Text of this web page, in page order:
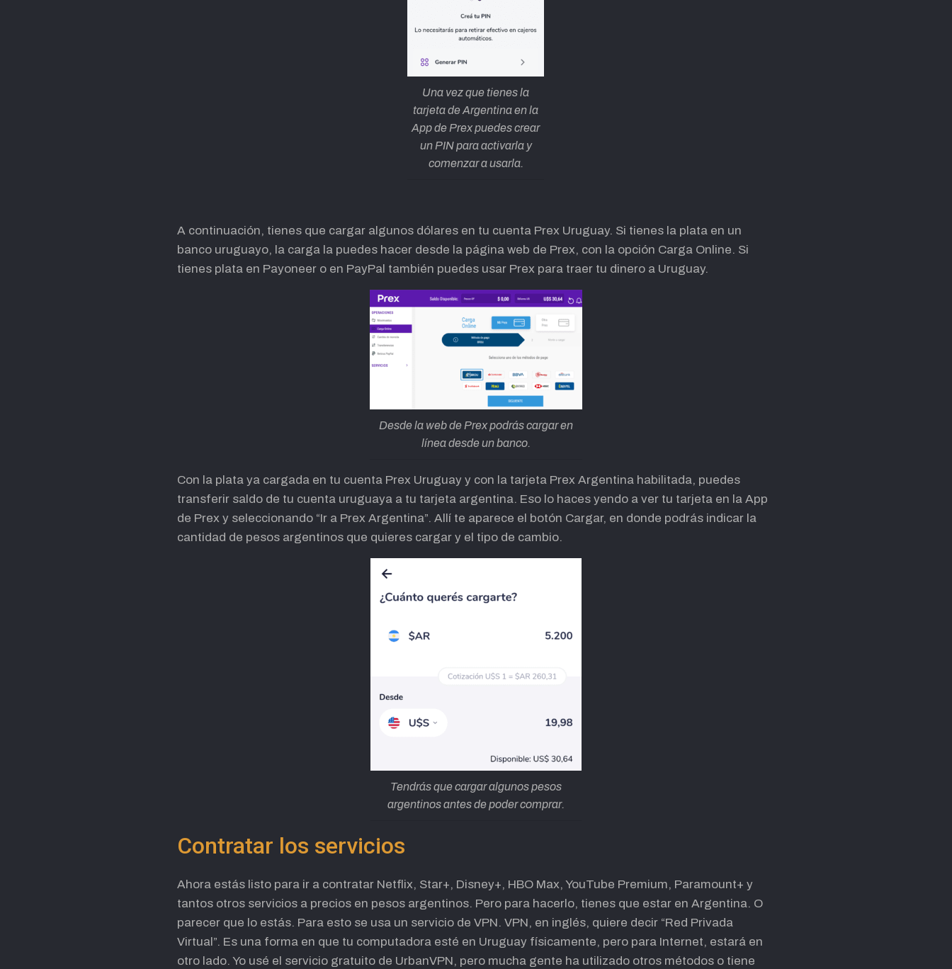
Una vez que tienes la
tarjeta de Argentina en la
App de Prex puedes crear
un PIN para activarla y
comenzar a usarla.
A continuación, tienes que cargar algunos dólares en tu cuenta Prex Uruguay. Si tienes la plata en un
banco uruguayo, la carga la puedes hacer desde la página web de Prex, con la opción Carga Online. Si
tienes plata en Payoneer o en PayPal también puedes usar Prex para traer tu dinero a Uruguay.
Desde la web de Prex podrás cargar en
línea desde un banco.
Con la plata ya cargada en tu cuenta Prex Uruguay y con la tarjeta Prex Argentina habilitada, puedes
transferir saldo de tu cuenta uruguaya a tu tarjeta argentina. Eso lo haces yendo a ver tu tarjeta en la App
de Prex y seleccionando “Ir a Prex Argentina”. Allí te aparece el botón Cargar, en donde podrás indicar la
cantidad de pesos argentinos que quieres cargar y el tipo de cambio.
Tendrás que cargar algunos pesos
argentinos antes de poder comprar.
Contratar los servicios
Ahora estás listo para ir a contratar Netflix, Star+, Disney+, HBO Max, YouTube Premium, Paramount+ y
tantos otros servicios a precios en pesos argentinos. Pero para hacerlo, tienes que estar en Argentina. O
parecer que lo estás. Para esto se usa un servicio de VPN. VPN, en inglés, quiere decir “Red Privada
Virtual”. Es una forma en que tu computadora esté en Uruguay físicamente, pero para Internet, estará en
otro lado. Yo usé el servicio gratuito de UrbanVPN, pero mucha gente ha utilizado otros métodos o tiene